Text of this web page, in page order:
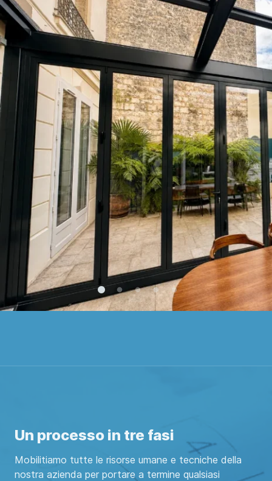
Un processo in tre fasi
Mobilitiamo tutte le risorse umane e tecniche della
nostra azienda per portare a termine qualsiasi